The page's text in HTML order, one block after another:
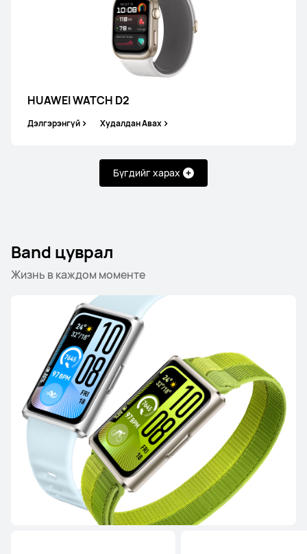
HUAWEI WATCH D2
Дэлгэрэнгүй Худалдан Авах
Бүгдийг харах
Band цуврал
Жизнь в каждом моменте
HUAWEI WATCH GT 6
Дэлгэрэнгүй
HUAWEI WATCH GT 5 Pro
Дэлгэрэнгүй
HUAWEI WATCH GT 5
Дэлгэрэнгүй
WATCH FIT цуврал
ШИНЭ
HUAWEI WATCH FIT 5 Pro